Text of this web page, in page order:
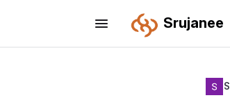
Srujanee